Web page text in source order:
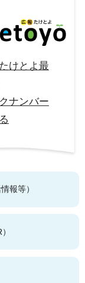
けとよ最
ナンバー
報等）